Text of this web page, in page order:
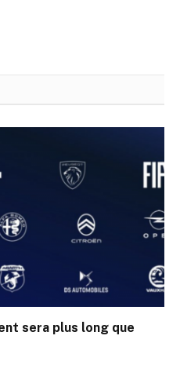
sera plus long que